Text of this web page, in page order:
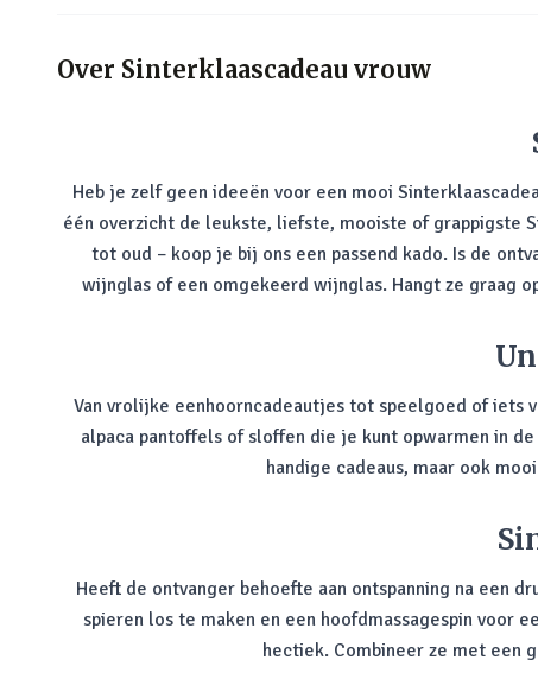
Over Sinterklaascadeau vrouw
Heb je zelf geen ideeën voor een mooi
één overzicht de leukste, liefste, mooiste of grappigste
tot oud – koop je bij ons een passend kado. Is de
wijnglas of een omgekeerd wijnglas. Hangt ze graag
Van vrolijke eenhoorncadeautjes tot speelgoed of iets
alpaca pantoffels of sloffen die je kunt opwarmen in
handige cadeaus, maar ook
Heeft de ontvanger behoefte aan ontspanning na een
spieren los te maken en een hoofdmassagespin voor
hectiek. Combineer ze met een